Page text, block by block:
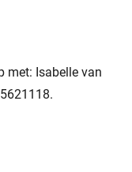
met: Isabelle van